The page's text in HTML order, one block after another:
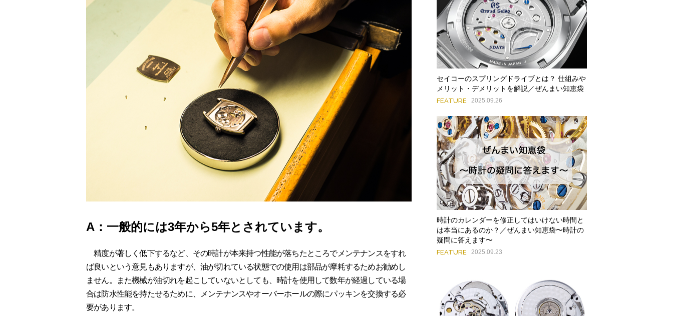
A：一般的には3年から5年とされています。
精度が著しく低下するなど、その時計が本来持つ性能が落ちたところでメンテナンスをすれ
ば良いという意見もありますが、油が切れている状態での使用は部品が摩耗するためお勧めし
ません。また機械が油切れを起こしていないとしても、時計を使用して数年が経過している場
合は防水性能を持たせるために、メンテナンスやオーバーホールの際にパッキンを交換する必
要があります。
セイコーのスプリングドライブとは？ 仕組みや
メリット・デメリットを解説／ぜんまい知恵袋
FEATURE 2025.09.26
時計のカレンダーを修正してはいけない時間と
は本当にあるのか？／ぜんまい知恵袋〜時計の
疑問に答えます〜
FEATURE 2025.09.23